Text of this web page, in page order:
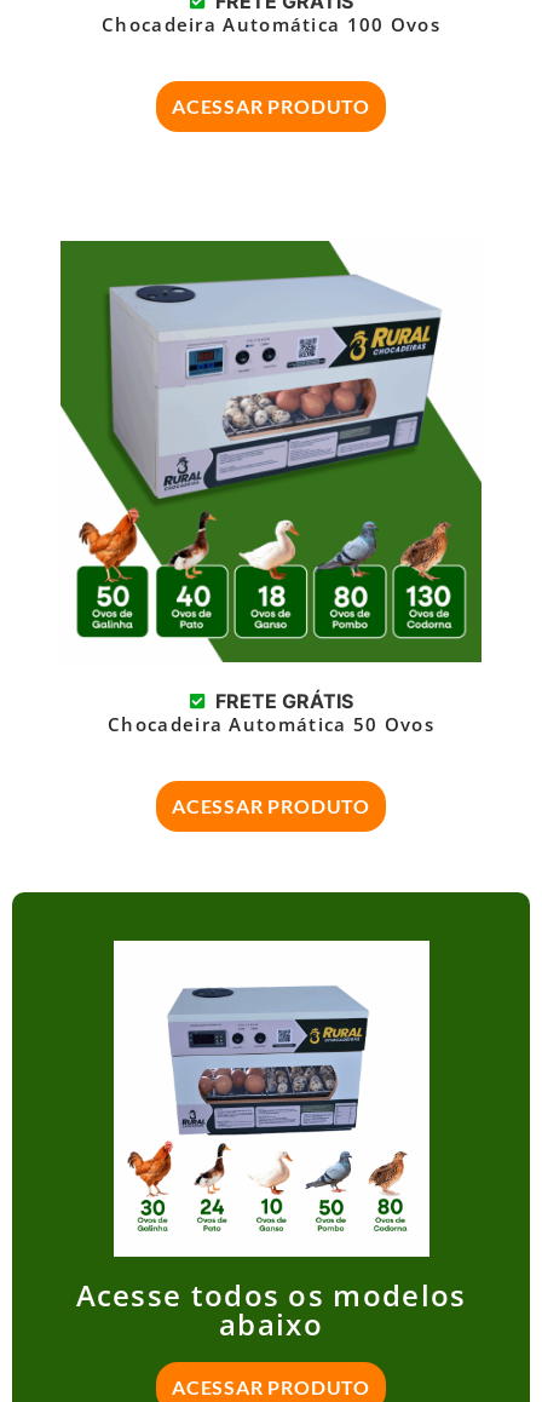
Chocadeira Automática 100 Ovos
ACESSAR PRODUTO
FRETE GRÁTIS
Chocadeira Automática 50 Ovos
ACESSAR PRODUTO
Acesse todos os modelos
abaixo
ACESSAR PRODUTO